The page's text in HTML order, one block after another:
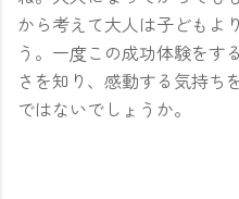
から考えて大人は子どもよ
う。一度この成功体験をす
さを知り、感動する気持ち
ではないでしょうか。